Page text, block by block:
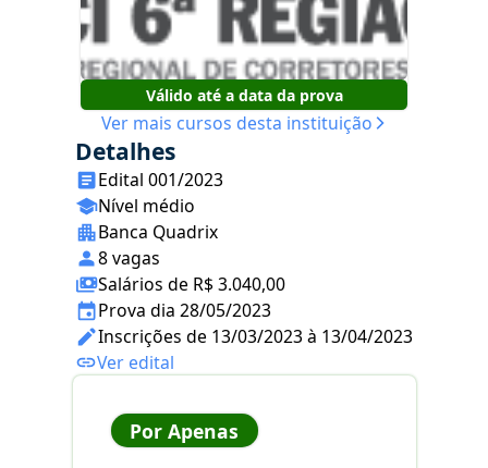
Válido até a data da prova
Ver mais cursos desta instituição
Detalhes
Edital 001/2023
Nível médio
Banca Quadrix
8 vagas
Salários de R$ 3.040,00
Prova dia 28/05/2023
Inscrições de 13/03/2023 à 13/04/2023
Ver edital
Por Apenas